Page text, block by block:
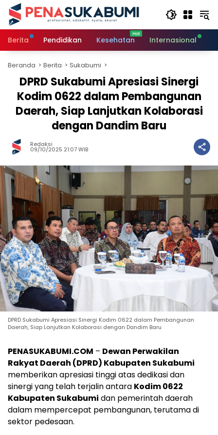
Langsung
konten
Berita
Pendidikan Kesehatan Internasional
Beranda Berita Sukabumi
DPRD Sukabumi Apresiasi Sinergi
Kodim 0622 dalam Pembangunan
Daerah, Siap Lanjutkan Kolaborasi
dengan Dandim Baru
Redaksi
09/10/2025 21:07 WIB
DPRD Sukabumi Apresiasi Sinergi Kodim 0622 dalam Pembangunan
Daerah, Siap Lanjutkan Kolaborasi dengan Dandim Baru
PENASUKABUMI.COM – Dewan Perwakilan
Rakyat Daerah (DPRD) Kabupaten Sukabumi
memberikan apresiasi tinggi atas dedikasi dan
sinergi yang telah terjalin antara Kodim 0622
Kabupaten Sukabumi dan pemerintah daerah
dalam mempercepat pembangunan, terutama di
sektor pedesaan.